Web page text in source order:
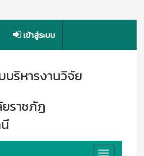
เข้าสู่ระบบ
บริหารงานวิจัย
ราชภัฏ
Toggle